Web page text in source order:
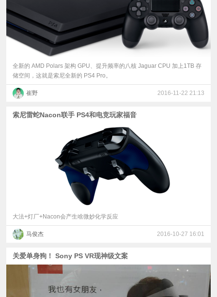
全新的 AMD Polars 架构 GPU、提升频率的八核 Jaguar CPU 加上1TB 存
储空间，这就是索尼全新的 PS4 Pro。
崔野 2016-11-22 21:13
索尼雷蛇Nacon联手 PS4和电竞玩家福音
大法+灯厂+Nacon会产生啥微妙化学反应
马俊杰 2016-10-27 16:01
关爱单身狗！ Sony PS VR现神级文案